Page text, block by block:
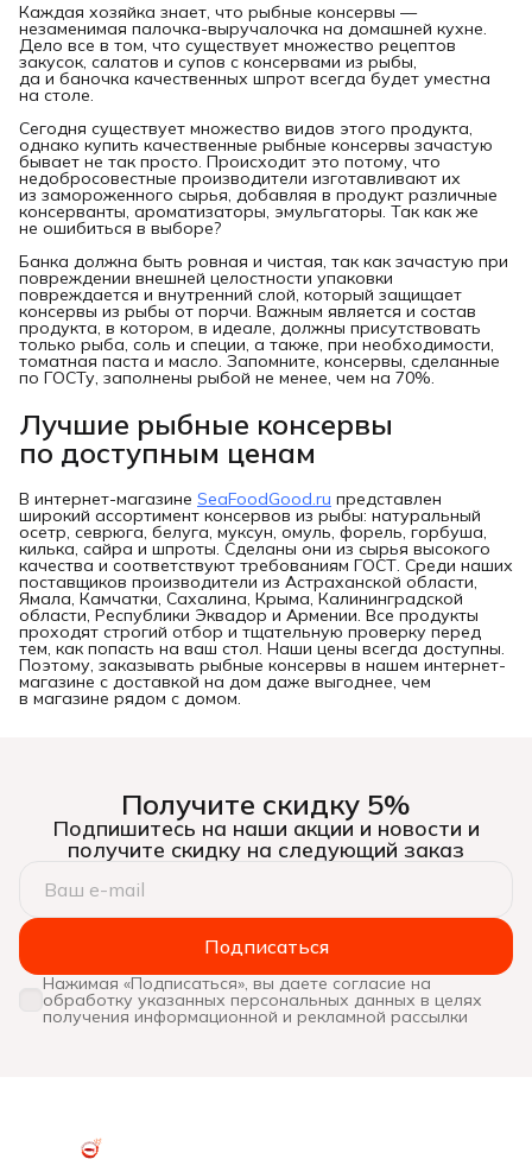
Каждая хозяйка знает, что рыбные консервы —
незаменимая палочка-выручалочка на домашней кухне.
Дело все в том, что существует множество рецептов
закусок, салатов и супов с консервами из рыбы,
да и баночка качественных шпрот всегда будет уместна
на столе.
Сегодня существует множество видов этого продукта,
однако купить качественные рыбные консервы зачастую
бывает не так просто. Происходит это потому, что
недобросовестные производители изготавливают их
из замороженного сырья, добавляя в продукт различные
консерванты, ароматизаторы, эмульгаторы. Так как же
не ошибиться в выборе?
Банка должна быть ровная и чистая, так как зачастую при
повреждении внешней целостности упаковки
повреждается и внутренний слой, который защищает
консервы из рыбы от порчи. Важным является и состав
продукта, в котором, в идеале, должны присутствовать
только рыба, соль и специи, а также, при необходимости,
томатная паста и масло. Запомните, консервы, сделанные
по ГОСТу, заполнены рыбой не менее, чем на 70%.
Лучшие рыбные консервы
по доступным ценам
В интернет-магазине SeaFoodGood.ru представлен
широкий ассортимент консервов из рыбы: натуральный
осетр, севрюга, белуга, муксун, омуль, форель, горбуша,
килька, сайра и шпроты. Сделаны они из сырья высокого
качества и соответствуют требованиям ГОСТ. Среди наших
поставщиков производители из Астраханской области,
Ямала, Камчатки, Сахалина, Крыма, Калининградской
области, Республики Эквадор и Армении. Все продукты
проходят строгий отбор и тщательную проверку перед
тем, как попасть на ваш стол. Наши цены всегда доступны.
Поэтому, заказывать рыбные консервы в нашем интернет-
магазине с доставкой на дом даже выгоднее, чем
в магазине рядом с домом.
Получите скидку 5%
Подпишитесь на наши акции и новости и
получите скидку на следующий заказ
Подписаться
Нажимая «Подписаться», вы даете согласие на
обработку указанных персональных данных в целях
получения информационной и рекламной рассылки